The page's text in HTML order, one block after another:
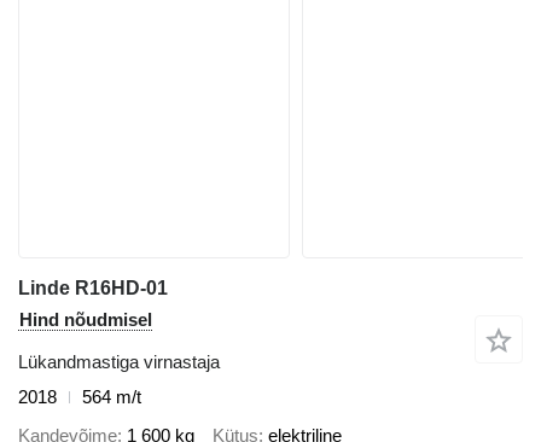
Linde R16HD-01
Hind nõudmisel
Lükandmastiga virnastaja
2018
564 m/t
Kandevõime 1 600 kg Kütus elektriline